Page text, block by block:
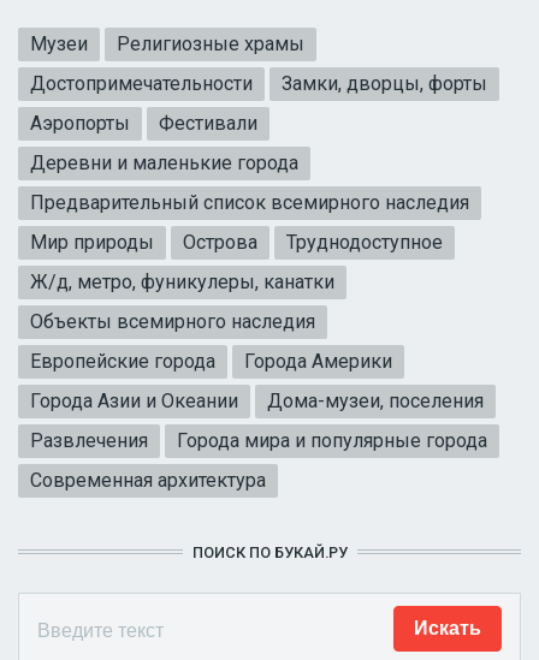
Музеи
Религиозные храмы
Достопримечательности
Замки, дворцы, форты
Аэропорты
Фестивали
Деревни и маленькие города
Предварительный список всемирного наследия
Мир природы
Острова
Труднодоступное
Ж/д, метро, фуникулеры, канатки
Объекты всемирного наследия
Европейские города
Города Америки
Города Азии и Океании
Дома-музеи, поселения
Развлечения
Города мира и популярные города
Современная архитектура
ПОИСК ПО БУКАЙ.РУ